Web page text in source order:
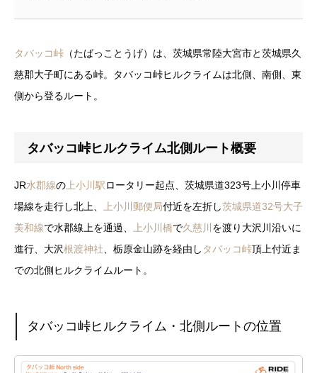
タバッコ峠 （たばっことうげ）は、茨城県常陸大宮市と茨城県久
慈郡大子町にある峠。タバッコ峠ヒルクライムは北側、南側、東
側から登るルート。
タバッコ峠ヒルクライム北側ルート概要
JR水郡線の 上小川駅ロータリー起点、茨城県道323号上小川停車
場線を走行し北上、
上小川郵便局付近を左折し茨城県道32号大子
美和線で水郡線上を通過、 上小川橋で久慈川 を渡り大沢川沿いに
進行、大沢根渡神社 、栃原金山跡を経由し タバッコ峠頂上付近ま
での北側ヒルクライムルート。
タバッコ峠ヒルクライム・北側ルートの位置